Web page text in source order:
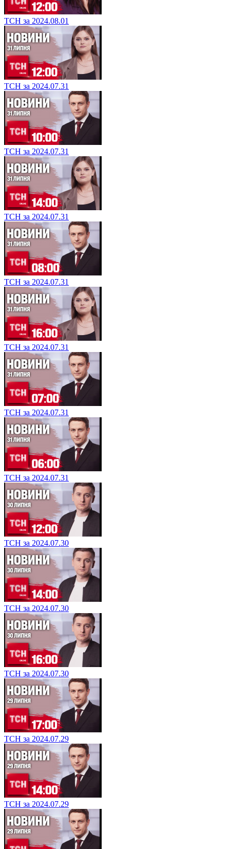
ТСН за 2024.08.01
ТСН за 2024.07.31
ТСН за 2024.07.31
ТСН за 2024.07.31
ТСН за 2024.07.31
ТСН за 2024.07.31
ТСН за 2024.07.31
ТСН за 2024.07.31
ТСН за 2024.07.30
ТСН за 2024.07.30
ТСН за 2024.07.30
ТСН за 2024.07.29
ТСН за 2024.07.29